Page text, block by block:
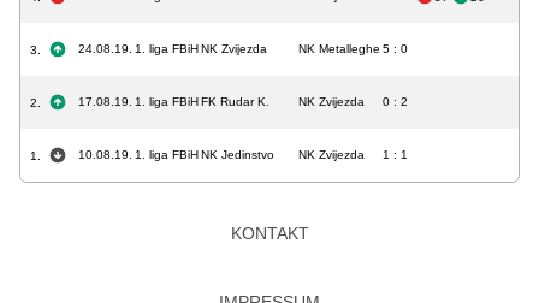
3. 24.08.19. 1. liga FBiHNK Zvijezda NK Metalleghe 5 : 0
2. 17.08.19. 1. liga FBiHFK Rudar K. NK Zvijezda 0 : 2
1. 10.08.19. 1. liga FBiHNK Jedinstvo NK Zvijezda 1 : 1
KONTAKT